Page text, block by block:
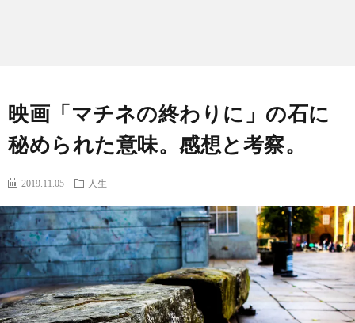
映画「マチネの終わりに」の石に
秘められた意味。感想と考察。
2019.11.05 人生